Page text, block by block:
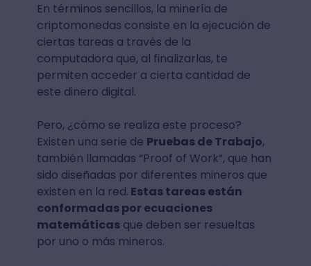
En términos sencillos, la minería de
criptomonedas consiste en la ejecución de
ciertas tareas a través de la
computadora que, al finalizarlas, te
permiten acceder a cierta cantidad de
este dinero digital.
Pero, ¿cómo se realiza este proceso?
Existen una serie de Pruebas de Trabajo,
también llamadas “Proof of Work”, que han
sido diseñadas por diferentes mineros que
existen en la red. Estas tareas están
conformadas por ecuaciones
matemáticasque deben ser resueltas
por uno o más mineros.